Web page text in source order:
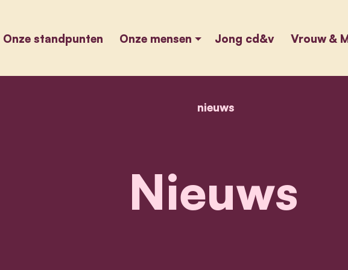
Onze standpunten Onze mensen Jong cd&v Vrouw &
home
nieuwsnieuws
Nieuws